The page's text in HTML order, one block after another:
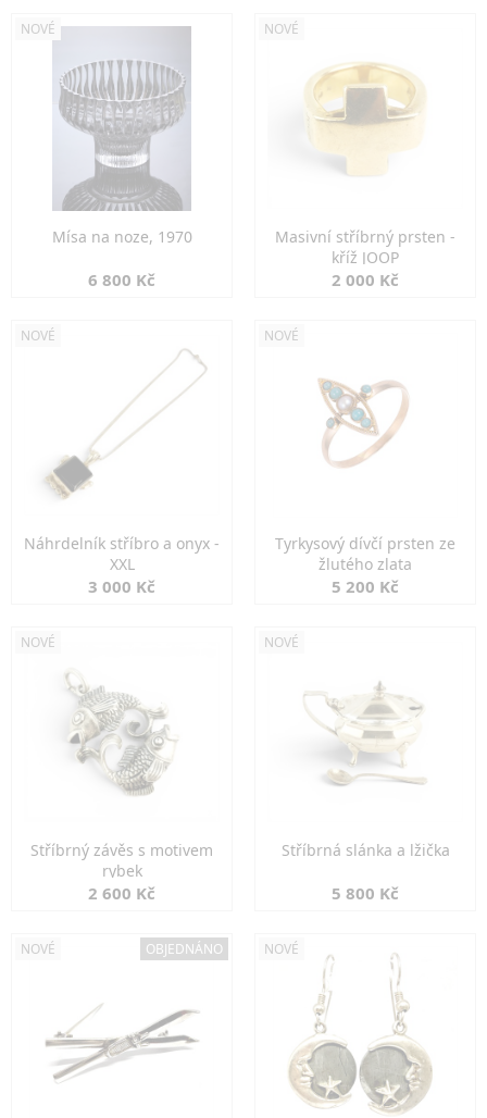
NOVÉ
Mísa na noze, 1970
6 800 Kč
NOVÉ
Masivní stříbrný prsten -
kříž JOOP
2 000 Kč
NOVÉ
Náhrdelník stříbro a onyx -
XXL
3 000 Kč
NOVÉ
Tyrkysový dívčí prsten ze
žlutého zlata
5 200 Kč
NOVÉ
Stříbrný závěs s motivem
rybek
2 600 Kč
NOVÉ
Stříbrná slánka a lžička
5 800 Kč
NOVÉ OBJEDNÁNO NOVÉ